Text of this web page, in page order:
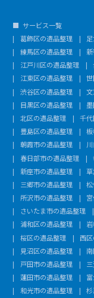
サービス一覧
葛飾区の遺品整理
練馬区の遺品整理
江戸川区の遺品整理
江東区の遺品整理
渋谷区の遺品整理
目黒区の遺品整理
北区の遺品整理
千
豊島区の遺品整理
朝霞市の遺品整理
春日部市の遺品整理
新座市の遺品整理
三郷市の遺品整理
所沢市の遺品整理
さいたま市の遺品整理
浦和区の遺品整理
桜区の遺品整理
西
見沼区の遺品整理
戸田市の遺品整理
蓮田市の遺品整理
和光市の遺品整理